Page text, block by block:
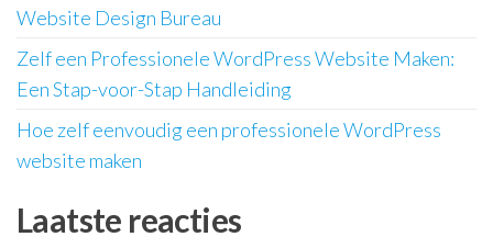
Website Design Bureau
Zelf een Professionele WordPress Website Maken:
Een Stap-voor-Stap Handleiding
Hoe zelf eenvoudig een professionele WordPress
website maken
Laatste reacties